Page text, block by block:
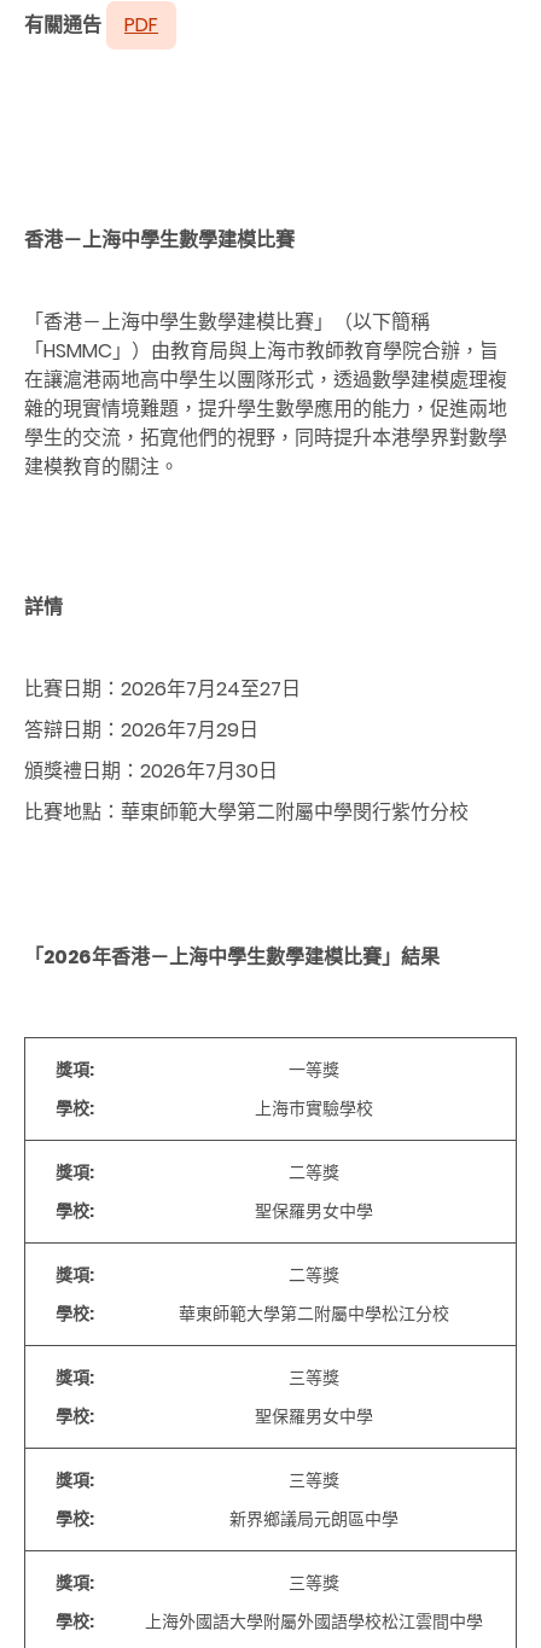
有關通告 PDF
香港－上海中學生數學建模比賽
「香港－上海中學生數學建模比賽」（以下簡稱
「HSMMC」）由教育局與上海市教師教育學院合辦，旨
在讓滬港兩地高中學生以團隊形式，透過數學建模處理複
雜的現實情境難題，提升學生數學應用的能力，促進兩地
學生的交流，拓寛他們的視野，同時提升本港學界對數學
建模教育的關注。
詳情
比賽日期： 2026年7月24至27日
答辯日期： 2026年7月29日
頒獎禮日期： 2026年7月30日
比賽地點：華東師範大學第二附屬中學閔行紫竹分校
「2026年香港－上海中學生數學建模比賽」結果
獎項:
一等獎
學校: 上海巿實驗學校
獎項:
二等獎
學校: 聖保羅男女中學
獎項:
二等獎
學校: 華東師範大學第二附屬中學松江分校
獎項:
三等獎
學校: 聖保羅男女中學
獎項:
三等獎
學校: 新界鄉議局元朗區中學
獎項:
三等獎
學校: 上海外國語大學附屬外國語學校松江雲間中學